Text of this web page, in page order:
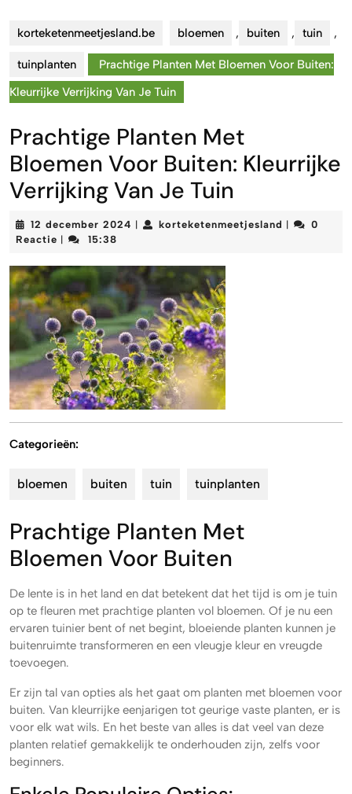
korteketenmeetjesland.be bloemen , buiten , tuin ,
tuinplanten
Prachtige Planten Met Bloemen Voor Buiten:
Kleurrijke Verrijking Van Je Tuin
Prachtige Planten Met
Bloemen Voor Buiten: Kleurrijke
Verrijking Van Je Tuin
12 december 2024 12
korteketenmeetjesland
0
Reactie
15:38
Categorieën:
bloemen buiten tuin tuinplanten
Prachtige Planten Met
Bloemen Voor Buiten
De lente is in het land en dat betekent dat het tijd is om je tuin
op te fleuren met prachtige planten vol bloemen. Of je nu een
ervaren tuinier bent of net begint, bloeiende planten kunnen je
buitenruimte transformeren en een vleugje kleur en vreugde
toevoegen.
Er zijn tal van opties als het gaat om planten met bloemen voor
buiten. Van kleurrijke eenjarigen tot geurige vaste planten, er is
voor elk wat wils. En het beste van alles is dat veel van deze
planten relatief gemakkelijk te onderhouden zijn, zelfs voor
beginners.